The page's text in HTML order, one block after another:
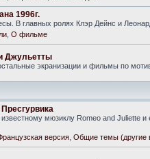
1996г.
В главных ролях Клэр Дейнс и
О фильме
Джульетты
экранизации и фильмы по
мюзиклу Romeo and Juliette и
версия Общие темы (другие